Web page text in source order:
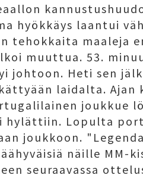
hyökkäys laantui
tehokkaita maaleja
muuttua. 53.
johtoon. Heti sen
laidalta. Ajan
joukkue
hylättiin. Lopulta
joukkoon.
näille MM-
seuraavassa